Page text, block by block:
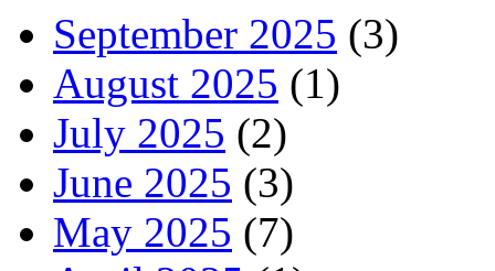
September 2025 (3)
August 2025 (1)
July 2025 (2)
June 2025 (3)
May 2025 (7)